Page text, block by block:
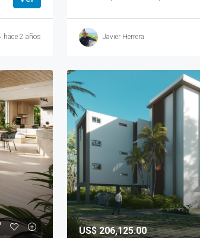
hace 2 años Javier Herrera
US$ 206,125.00